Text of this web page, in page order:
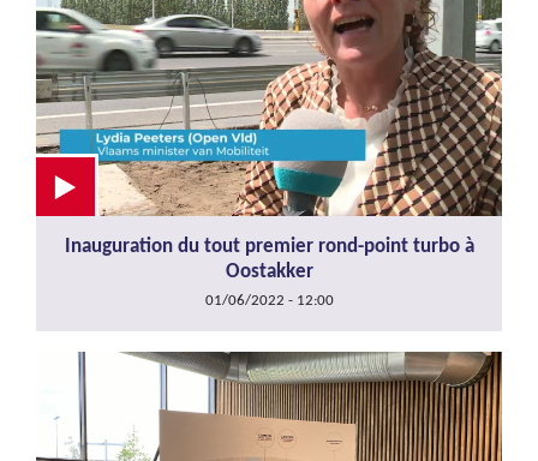
Inauguration du tout premier rond-point turbo à
Oostakker
01/06/2022 - 12:00